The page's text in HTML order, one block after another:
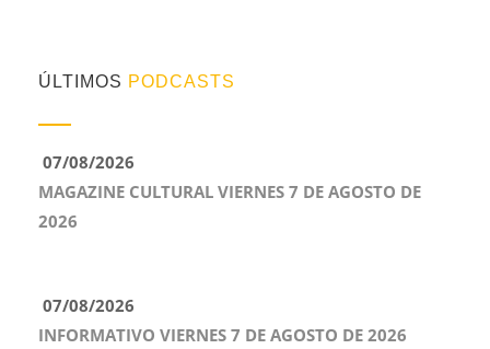
ÚLTIMOS PODCASTS
07/08/2026
MAGAZINE CULTURAL VIERNES 7 DE AGOSTO DE
2026
07/08/2026
INFORMATIVO VIERNES 7 DE AGOSTO DE 2026